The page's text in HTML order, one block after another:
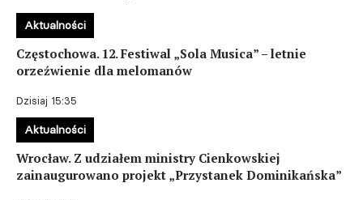
Częstochowa. 12. Festiwal „Sola Musica” – letnie
orzeźwienie dla melomanów
Dzisiaj 15:35
Aktualności
Wrocław. Z udziałem ministry Cienkowskiej
zainaugurowano projekt „Przystanek Dominikańska”
Aktualności